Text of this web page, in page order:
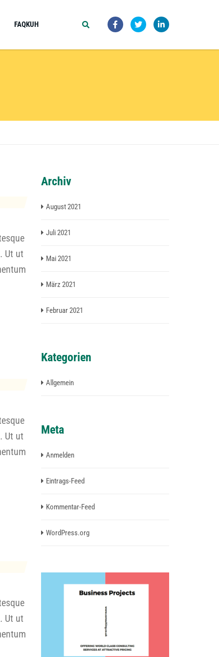
FAQKUH
Ut ut
Ut ut
Ut ut
Archiv
August 2021
Juli 2021
Mai 2021
März 2021
Februar 2021
Kategorien
Allgemein
Meta
Anmelden
Eintrags-Feed
Kommentar-Feed
WordPress.org